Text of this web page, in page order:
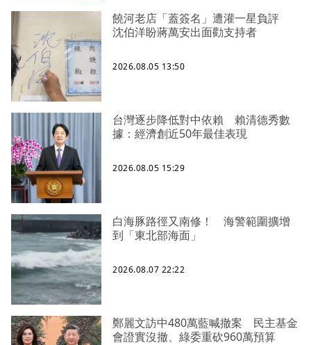
饒河老店「蓋簽名」遭灌一星負評
沈伯洋盼蔣萬安出面勸支持者
2026.08.05 13:50
台灣逐步降低對中依賴 賴清德秀數
據：經濟創近50年最佳表現
2026.08.05 15:29
白海豚路徑又南修！ 海警範圍擴增
到「東北部海面」
2026.08.07 22:22
鄭麗文訪中480萬藍喊撤案 民主基金
會證實沒撤、綠委重砍960萬預算